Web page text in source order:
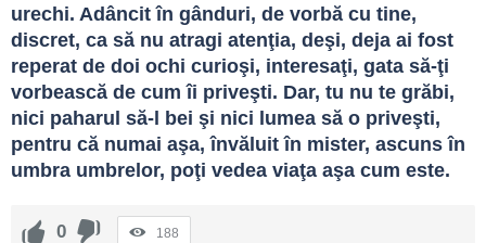
urechi. Adâncit în gânduri, de vorbă cu tine,
discret, ca să nu atragi atenţia, deşi, deja ai fost
reperat de doi ochi curioşi, interesaţi, gata să-ţi
vorbească de cum îi priveşti. Dar, tu nu te grăbi,
nici paharul să-l bei şi nici lumea să o priveşti,
pentru că numai aşa, învăluit în mister, ascuns în
umbra umbrelor, poţi vedea viaţa aşa cum este.
0 188